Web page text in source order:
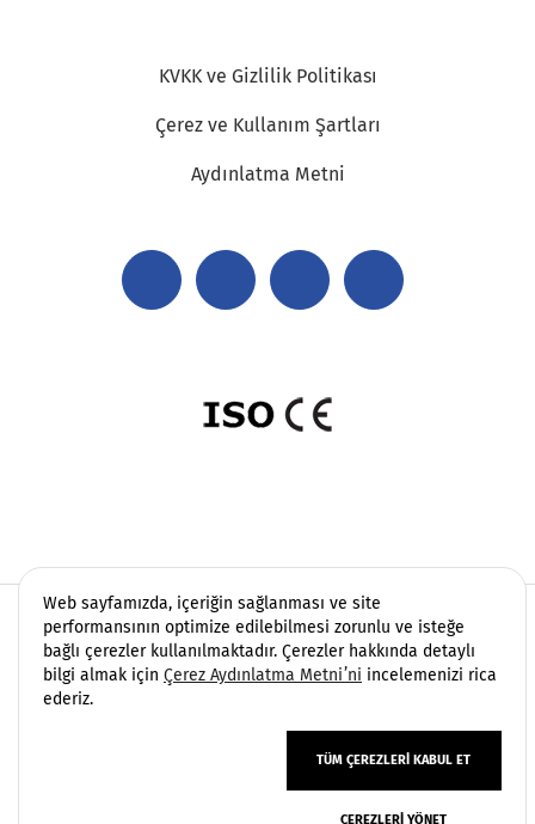
KVKK ve Gizlilik Politikası
Çerez ve Kullanım Şartları
Aydınlatma Metni
Copyright 2006 - 2026 Vatek Çevre. Her hakkı saklıdır.
Sayfamızda yer alan içerikler, endüstriyel su ve atıksu
arıtma projelerinde Vatek Çevre’nin saha tecrübesine
hazırlanmıştır. Paylaşılan görseller ve teknik detaylar
Powered by
Web sayfamızda, içeriğin sağlanması ve site
performansının optimize edilebilmesi zorunlu ve isteğe
bağlı çerezler kullanılmaktadır. Çerezler hakkında detaylı
bilgi almak için Çerez Aydınlatma Metni’ni incelemenizi rica
ederiz.
TÜM ÇEREZLERI KABUL ET
ÇEREZLERI YÖNET